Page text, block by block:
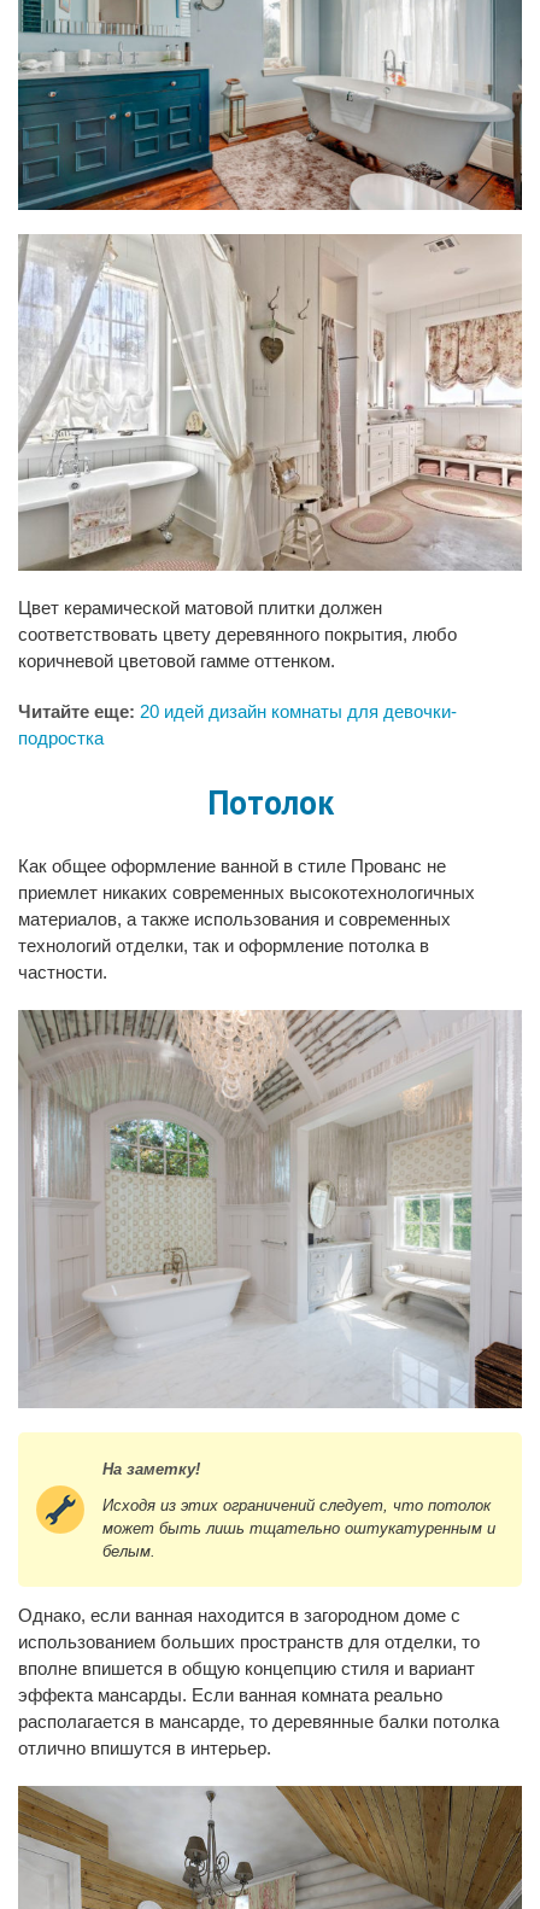
Цвет керамической матовой плитки должен
соответствовать цвету деревянного покрытия, любо
коричневой цветовой гамме оттенком.
Читайте еще: 20 идей дизайн комнаты для девочки-
подростка
Потолок
Как общее оформление ванной в стиле Прованс не
приемлет никаких современных высокотехнологичных
материалов, а также использования и современных
технологий отделки, так и оформление потолка в
частности.
На заметку!
Исходя из этих ограничений следует, что потолок
может быть лишь тщательно оштукатуренным и
белым.
Однако, если ванная находится в загородном доме с
использованием больших пространств для отделки, то
вполне впишется в общую концепцию стиля и вариант
эффекта мансарды. Если ванная комната реально
располагается в мансарде, то деревянные балки потолка
отлично впишутся в интерьер.